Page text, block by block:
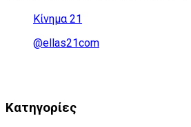
Κίνημα 21
@ellas21com
Kατηγορίες